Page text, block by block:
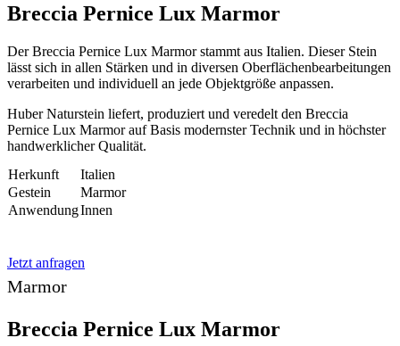
Breccia Pernice Lux Marmor
Der Breccia Pernice Lux Marmor stammt aus Italien. Dieser Stein
lässt sich in allen Stärken und in diversen Oberflächenbearbeitungen
verarbeiten und individuell an jede Objektgröße anpassen.
Huber Naturstein liefert, produziert und veredelt den Breccia
Pernice Lux Marmor auf Basis modernster Technik und in höchster
handwerklicher Qualität.
Herkunft
Italien
Gestein
Marmor
AnwendungInnen
Jetzt anfragen
Marmor
Breccia Pernice Lux Marmor